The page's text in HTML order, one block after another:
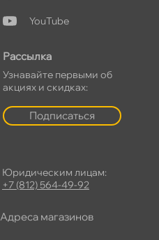
YouTube
Рассылка
Узнавайте первыми о
акциях и скидках:
Подписаться
Юридическим лицам:
+7 (812) 564-49-92
Адреса магазино